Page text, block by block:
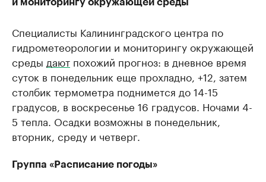
Специалисты Калининградского центра по
гидрометеорологии и мониторингу окружающей
среды дают похожий прогноз: в дневное время
суток в понедельник еще прохладно, +12, затем
столбик термометра поднимется до 14-15
градусов, в воскресенье 16 градусов. Ночами 4-
5 тепла. Осадки возможны в понедельник,
вторник, среду и четверг.
Группа «Расписание погоды»